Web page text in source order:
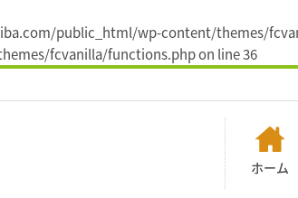
public_html/wp-content/themes/
fcvanilla/functions.phpon line36
ホーム